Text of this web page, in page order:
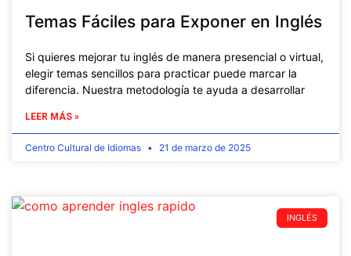
Temas Fáciles para Exponer en Inglés
Si quieres mejorar tu inglés de manera presencial o virtual,
elegir temas sencillos para practicar puede marcar la
diferencia. Nuestra metodología te ayuda a desarrollar
LEER MÁS »
Centro Cultural de Idiomas 21 de marzo de 2025
INGLÉS